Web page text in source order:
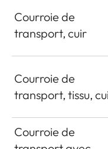
Courroie de
transport, cuir
Courroie de
transport, tissu,
Courroie de